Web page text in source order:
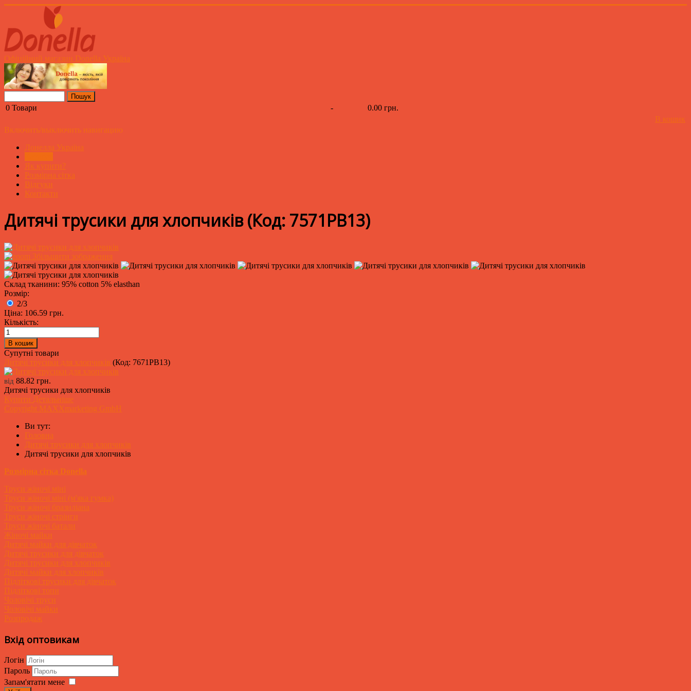
Офіційний магазин Donella Україна
0 Товари -
0.00 грн.
В кошик
Включить/выключить навигацию
Донелла Україна
Як купити?
Розмірна сітка
Відгуки
Контакти
Дитячі трусики для хлопчиків(Код: 7571PB13)
Збільшити зображення
Склад тканини: 95% cotton 5% elasthan
Розмір:
2/3
Ціна: 106.59 грн.
Кількість:
Супутні товари
Дитячі трусики для хлопчиків (Код: 7671PB13)
від 88.82 грн.
Дитячі трусики для хлопчиків
Купити Детальніше
Copyright MAXXmarketing GmbH
Ви тут:
Головна
Дитячі трусики для хлопчиків
Дитячі трусики для хлопчиків
Розмірна сітка Donella
Труси жіночі міні
Труси жіночі міні (м'яка гумка)
Труси жіночі бразиліана
Труси жіночі стрінги
Труси жіночі батали
Жіночі майки
Дитячі майки для дівчаток
Дитячі трусики для дівчаток
Дитячі трусики для хлопчиків
Дитячі майки для хлопчиків
Підліткові трусики для дівчаток
Підліткові топи
Чоловічі труси
Чоловічі майки
Розпродаж
Вхід оптовикам
Логін
Пароль
Запам'ятати мене